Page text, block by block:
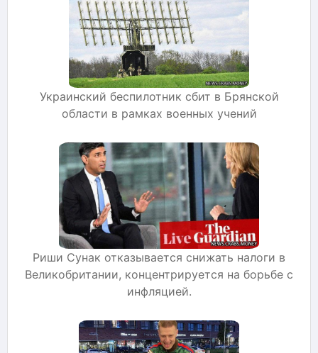
Украинский беспилотник сбит в Брянской
области в рамках военных учений
Риши Сунак отказывается снижать налоги в
Великобритании, концентрируется на борьбе с
инфляцией.